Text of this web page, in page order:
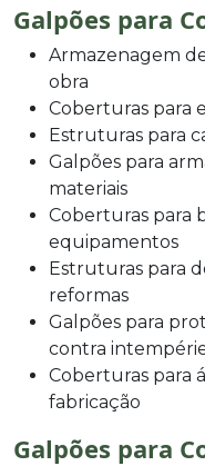
Galpões para
Armazenagem
obra
Coberturas para
Estruturas para
Galpões para
materiais
Coberturas para
equipamentos
Estruturas para
reformas
Galpões para
contra
Coberturas para
fabricação
Galpões para